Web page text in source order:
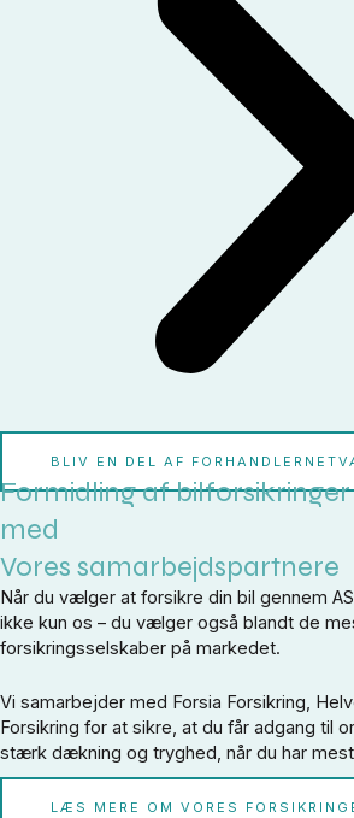
BLIV EN DEL AF
Formidling af
med
Vores samarbejdspartnere
Når du vælger at forsikre din bil gennem
ikke kun os – du vælger også blandt de
forsikringsselskaber på markedet.
Vi samarbejder med Forsia Forsikring,
Forsikring for at sikre, at du får adgang til
stærk dækning og tryghed, når du har
LÆS MERE OM VORES